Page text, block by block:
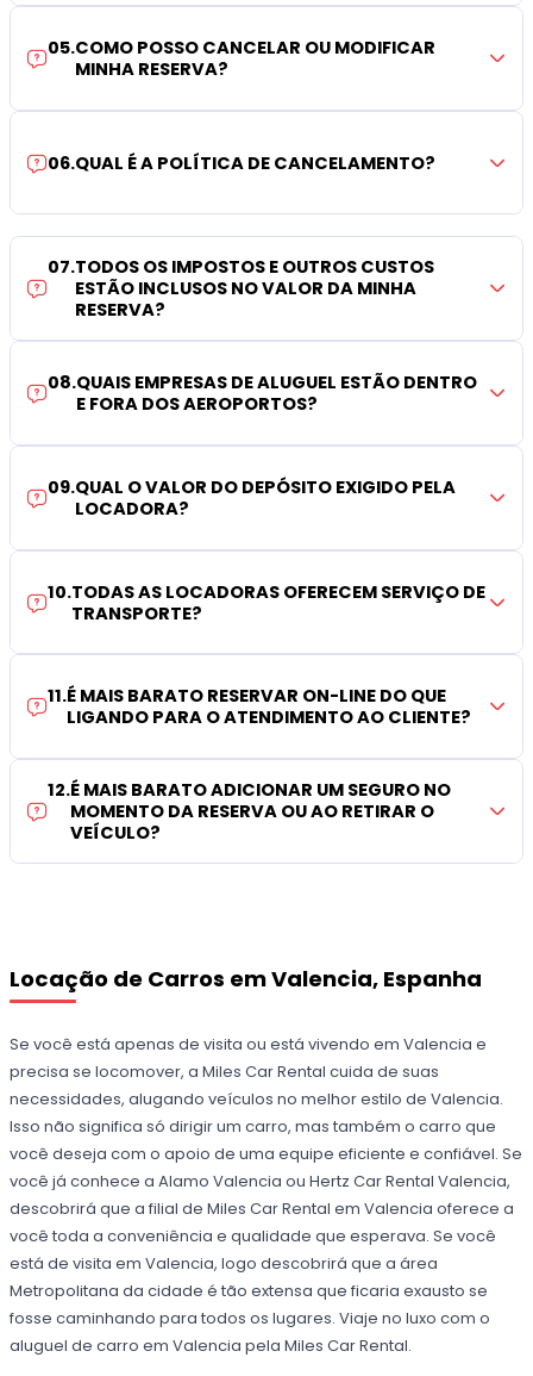
05.COMO POSSO CANCELAR OU MODIFICAR
MINHA RESERVA?
06.QUAL É A POLÍTICA DE CANCELAMENTO?
07.TODOS OS IMPOSTOS E OUTROS CUSTOS
ESTÃO INCLUSOS NO VALOR DA MINHA
RESERVA?
08.QUAIS EMPRESAS DE ALUGUEL ESTÃO DENTRO
E FORA DOS AEROPORTOS?
09.QUAL O VALOR DO DEPÓSITO EXIGIDO PELA
LOCADORA?
10.TODAS AS LOCADORAS OFERECEM SERVIÇO DE
TRANSPORTE?
11.É MAIS BARATO RESERVAR ON-LINE DO QUE
LIGANDO PARA O ATENDIMENTO AO CLIENTE?
12.É MAIS BARATO ADICIONAR UM SEGURO NO
MOMENTO DA RESERVA OU AO RETIRAR O
VEÍCULO?
Locação de Carros em Valencia, Espanha
Se você está apenas de visita ou está vivendo em Valencia e
precisa se locomover, a Miles Car Rental cuida de suas
necessidades, alugando veículos no melhor estilo de Valencia.
Isso não significa só dirigir um carro, mas também o carro que
você deseja com o apoio de uma equipe eficiente e confiável. Se
você já conhece a Alamo Valencia ou Hertz Car Rental Valencia,
descobrirá que a filial de Miles Car Rental em Valencia oferece a
você toda a conveniência e qualidade que esperava. Se você
está de visita em Valencia, logo descobrirá que a área
Metropolitana da cidade é tão extensa que ficaria exausto se
fosse caminhando para todos os lugares. Viaje no luxo com o
aluguel de carro em Valencia pela Miles Car Rental.